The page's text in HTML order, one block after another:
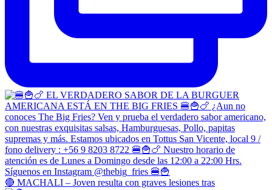
🔴 MACHALI – Joven resulta con graves lesiones tras